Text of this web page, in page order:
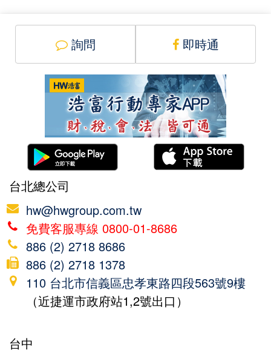
詢問 即時通
台北總公司
hw@hwgroup.com.tw
免費客服專線 0800-01-8686
886 (2) 2718 8686
886 (2) 2718 1378
110 台北市信義區忠孝東路四段563號9樓
（近捷運市政府站1,2號出口）
台中